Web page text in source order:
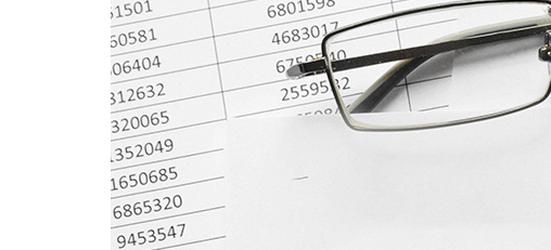
Estero
Importazioni dagli Stati Uniti nell’UE:
novità sulle prove di origine non
preferenziale
30 Luglio 2026